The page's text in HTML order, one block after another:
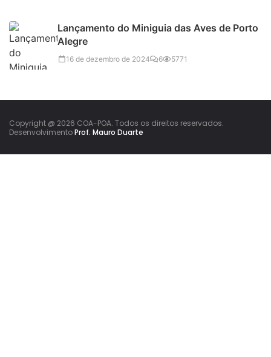
Lançamento do Miniguia das Aves de Porto
Alegre
16 de dezembro de 2024 6 5771
Copyright @ 2026 COA-POA. Todos os direitos reservados.
DesenvolvimentoProf. Mauro Duarte